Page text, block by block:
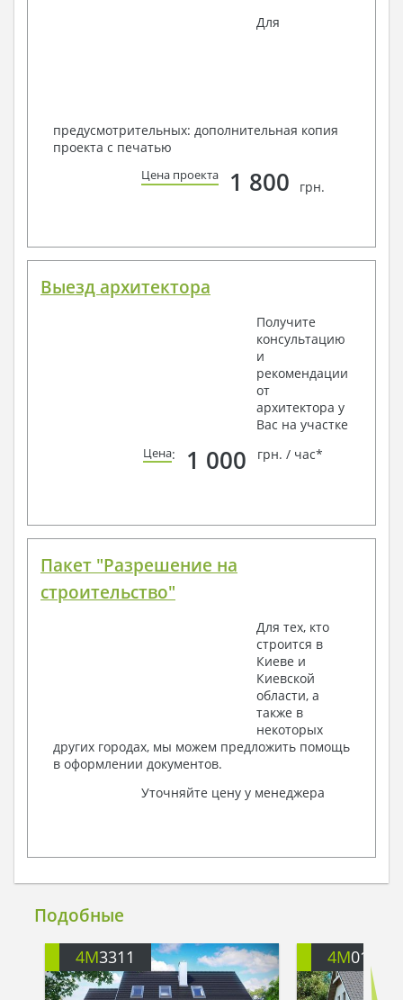
Для
предусмотрительных: дополнительная копия
проекта с печатью
Цена проекта 1 800 грн.
Выезд архитектора
Получите
консультацию
и
рекомендации
от
архитектора у
Вас на участке
Цена: 1 000 грн. / час*
Пакет "Разрешение на
строительство"
Для тех, кто
строится в
Киеве и
Киевской
области, а
также в
некоторых
других городах, мы можем предложить помощь
в оформлении документов.
Уточняйте цену у менеджера
Подобные
4M3311 4M019